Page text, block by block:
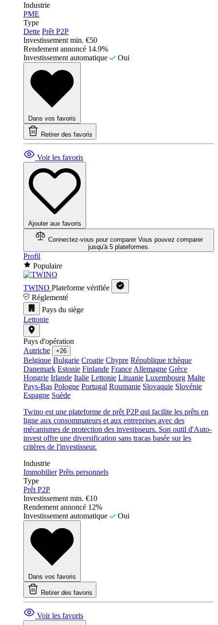
Industrie
PME
Type
Dette Prêt P2P
Investissement min. €50
Rendement annoncé 14.9%
Investissement automatique
Oui
Dans vos favoris
Retirer des favoris
Voir les favoris
Ajouter aux favoris
Connectez-vous pour comparer Vous pouvez comparer
jusqu'à 5 plateformes.
Profil
Populaire
TWINO Plateforme vérifiée
Réglementé
Pays du siège
Lettonie
Pays d'opération
Autriche
+26
Belgique Bulgarie Croatie Chypre République tchèque
Danemark Estonie Finlande France Allemagne Grèce
Hongrie Irlande Italie Lettonie Lituanie Luxembourg Malte
Pays-Bas Pologne Portugal Roumanie Slovaquie Slovénie
Espagne Suède
Twino est une plateforme de prêt P2P qui facilite les prêts en
ligne aux consommateurs et aux entreprises avec des
mécanismes de protection des investisseurs. Son outil d'Auto-
invest offre une diversification sans tracas basée sur les
critères de l'investisseur.
Industrie
Immobilier Prêts personnels
Type
Prêt P2P
Investissement min. €10
Rendement annoncé 12%
Investissement automatique
Oui
Dans vos favoris
Retirer des favoris
Voir les favoris